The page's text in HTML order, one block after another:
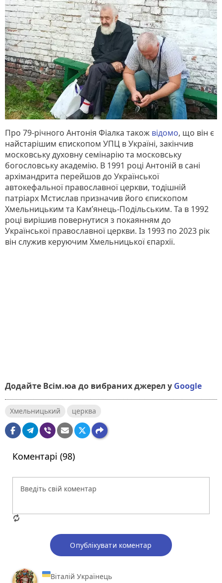
Про 79-річного Антонія Фіалка також відомо, що він є
найстарішим єпископом УПЦ в Україні, закінчив
московську духовну семінарію та московську
богословську академію. В 1991 році Антоній в сані
архімандрита перейшов до Української
автокефальної православної церкви, тодішній
патріарх Мстислав призначив його єпископом
Хмельницьким та Кам’янець-Подільським. Та в 1992
році вирішив повернутися з покаянням до
Української православної церкви. Із 1993 по 2023 рік
він служив керуючим Хмельницької єпархії.
Додайте Всім.юа до вибраних джерел у Google
Хмельницький церква
Коментарі (98)
Опублікувати коментар
Віталій Українець